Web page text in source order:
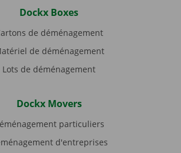
Dockx Boxes
de déménagement
de déménagement
Lots de déménagement
Dockx Movers
particuliers
d'entreprises